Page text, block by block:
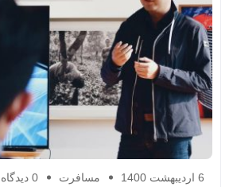
6 اردیبهشت 1400 مسافرت 0 دیدگاه